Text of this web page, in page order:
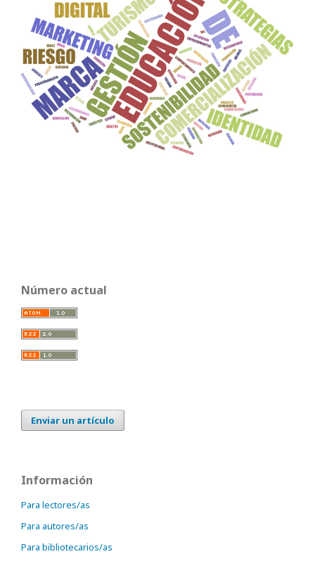
Número actual
Enviar un artículo
Información
Para lectores/as
Para autores/as
Para bibliotecarios/as